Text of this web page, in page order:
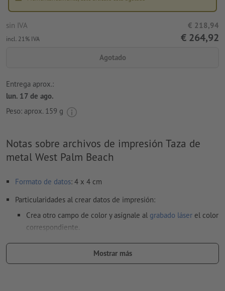
sin IVA € 218,94
incl. 21% IVA € 264,92
Agotado
Entrega aprox.:
lun. 17 de ago.
Peso: aprox. 159 g
Notas sobre archivos de impresión Taza de
metal West Palm Beach
Formato de datos: 4 x 4 cm
Particularidades al crear datos de impresión:
Crea otro campo de color y asígnale al grabado láser el color
correspondiente.
denominación del campo del color: «Laser»
Mostrar más